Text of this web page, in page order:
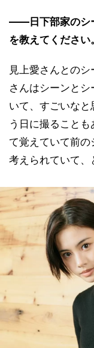
――日下部家のシ
を教えてください。
見上愛さんとの
さんはシーンと
いて、すごいな
う日に撮ること
て覚えていて前
考えられていて、